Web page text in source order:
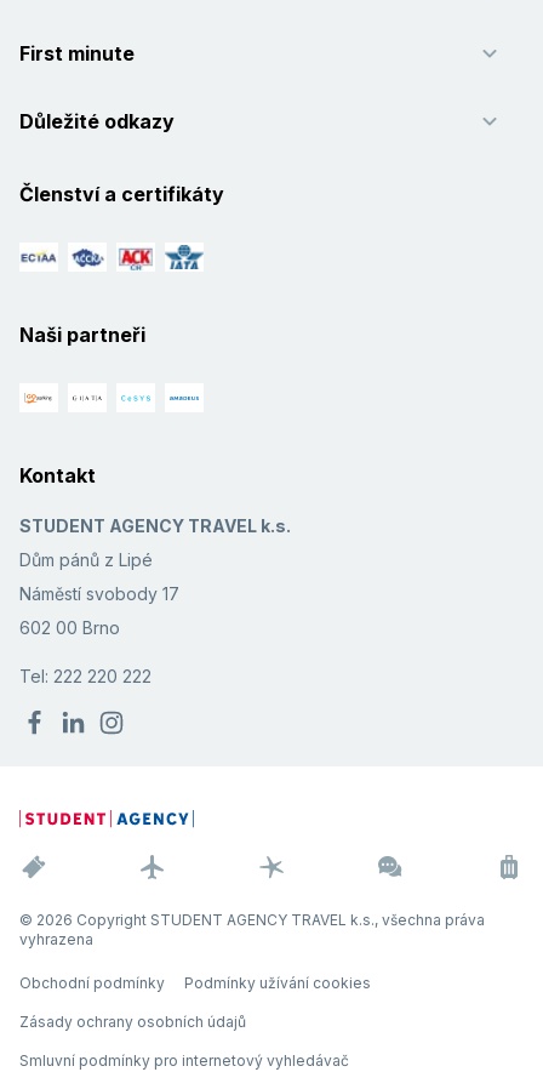
First minute
Důležité odkazy
Členství a certifikáty
Naši partneři
Kontakt
STUDENT AGENCY TRAVEL k.s.
Dům pánů z Lipé
Náměstí svobody 17
602 00 Brno
Tel: 222 220 222
© 2026 Copyright STUDENT AGENCY TRAVEL k.s., všechna práva
vyhrazena
Obchodní podmínky Podmínky užívání cookies
Zásady ochrany osobních údajů
Smluvní podmínky pro internetový vyhledávač